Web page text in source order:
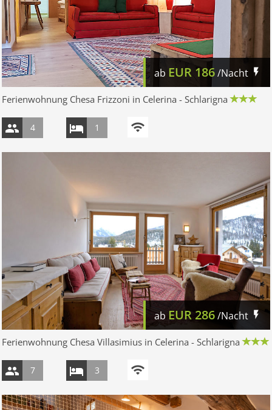
ab EUR 186/Nacht
Ferienwohnung Chesa Frizzoni in Celerina - Schlarigna
4 1
ab EUR286/Nacht
Ferienwohnung Chesa Villasimius in Celerina - Schlarigna
7 3